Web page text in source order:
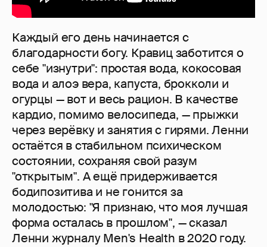
Каждый его день начинается с
благодарности богу. Кравиц заботится о
себе "изнутри": простая вода, кокосовая
вода и алоэ вера, капуста, брокколи и
огурцы — вот и весь рацион. В качестве
кардио, помимо велосипеда, — прыжки
через верёвку и занятия с гирями. Ленни
остаётся в стабильном психическом
состоянии, сохраняя свой разум
"открытым". А ещё придерживается
бодипозитива и не гонится за
молодостью: "Я признаю, что моя лучшая
форма осталась в прошлом", — сказал
Ленни журналу Men's Health в 2020 году.